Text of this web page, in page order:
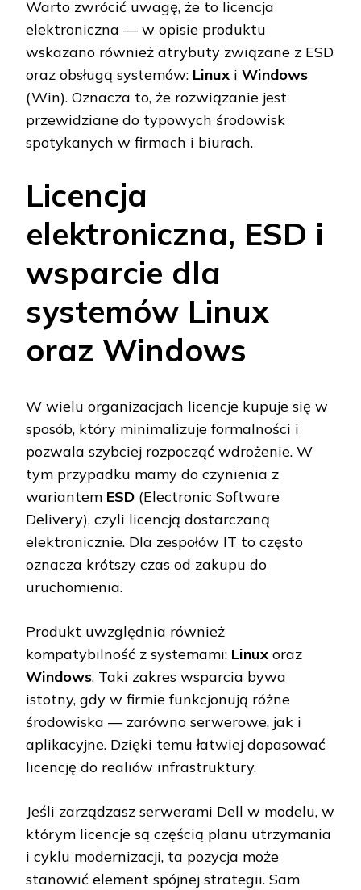
Warto zwrócić uwagę, że to licencja
elektroniczna — w opisie produktu
wskazano również atrybuty związane z ESD
oraz obsługą systemów: Linux i Windows
(Win). Oznacza to, że rozwiązanie jest
przewidziane do typowych środowisk
spotykanych w firmach i biurach.
Licencja
elektroniczna, ESD i
wsparcie dla
systemów Linux
oraz Windows
W wielu organizacjach licencje kupuje się w
sposób, który minimalizuje formalności i
pozwala szybciej rozpocząć wdrożenie. W
tym przypadku mamy do czynienia z
wariantem ESD (Electronic Software
Delivery), czyli licencją dostarczaną
elektronicznie. Dla zespołów IT to często
oznacza krótszy czas od zakupu do
uruchomienia.
Produkt uwzględnia również
kompatybilność z systemami: Linux oraz
Windows. Taki zakres wsparcia bywa
istotny, gdy w firmie funkcjonują różne
środowiska — zarówno serwerowe, jak i
aplikacyjne. Dzięki temu łatwiej dopasować
licencję do realiów infrastruktury.
Jeśli zarządzasz serwerami Dell w modelu, w
którym licencje są częścią planu utrzymania
i cyklu modernizacji, ta pozycja może
stanowić element spójnej strategii. Sam